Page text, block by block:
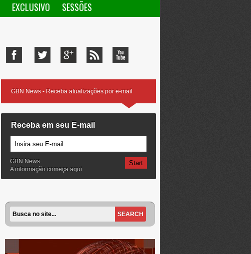
EXCLUSIVO
SESSÕES
GBN News - Receba atualizações por e-mail
Receba em seu E-mail
GBN News
A informação começa aqui